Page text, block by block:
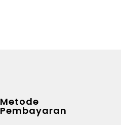
Metode
Pembayaran